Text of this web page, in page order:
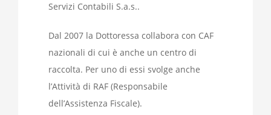
Servizi Contabili S.a.s..
Dal 2007 la Dottoressa collabora con CAF
nazionali di cui è anche un centro di
raccolta. Per uno di essi svolge anche
l’Attività di RAF (Responsabile
dell’Assistenza Fiscale).